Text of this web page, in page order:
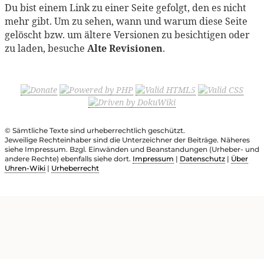
Du bist einem Link zu einer Seite gefolgt, den es nicht
mehr gibt. Um zu sehen, wann und warum diese Seite
gelöscht bzw. um ältere Versionen zu besichtigen oder
zu laden, besuche Alte Revisionen.
© Sämtliche Texte sind urheberrechtlich geschützt.
Jeweilige Rechteinhaber sind die Unterzeichner der Beiträge. Näheres
siehe Impressum. Bzgl. Einwänden und Beanstandungen (Urheber- und
andere Rechte) ebenfalls siehe dort. Impressum | Datenschutz | Über
Uhren-Wiki | Urheberrecht